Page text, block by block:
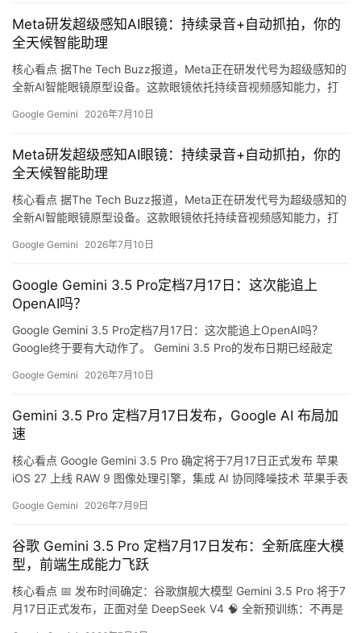
/
好
教
模
型
框
报
告
摄实景图像：每隔数秒自动抓拍画面 场景化智能问答：依托实时采
集…
Meta研发超级感知AI眼镜：持续录音+自动抓拍，你的
全天候智能助理
核心看点 据The Tech Buzz报道，Meta正在研发代号为超级感知的
全新AI智能眼镜原型设备。这款眼镜依托持续音视频感知能力，打
地到现有在售智能眼镜产品。 超级感知功能 这款原型眼镜的核心能
摄实景图像：每隔数秒自动抓拍画面 场景化智能问答：依托实时采
集…
Google Gemini 2026年7月10日
Meta研发超级感知AI眼镜：持续录音+自动抓拍，你的
全天候智能助理
核心看点 据The Tech Buzz报道，Meta正在研发代号为超级感知的
全新AI智能眼镜原型设备。这款眼镜依托持续音视频感知能力，打
地到现有在售智能眼镜产品。 超级感知功能 这款原型眼镜的核心能
摄实景图像：每隔数秒自动抓拍画面 场景化智能问答：依托实时采
集…
Google Gemini 2026年7月10日
Google Gemini 3.5 Pro定档7月17日：这次能追上
OpenAI吗？
Google Gemini 3.5 Pro定档7月17日：这次能追上OpenAI吗？
Google终于要有大动作了。 Gemini 3.5 Pro的发布日期已经敲定
Gemini系列迄今为止最受期待的一次升级。 核心看点：3.5 Pro到底
露的信息…
Google Gemini 2026年7月10日
Gemini 3.5 Pro 定档7月17日发布，Google AI 布局加
速
核心看点 Google Gemini 3.5 Pro 确定将于7月17日正式发布 苹果
iOS 27 上线 RAW 9 图像处理引擎，集成 AI 协同降噪技术 苹果手表
展开激烈竞争 Gemini 3.5 Pro 即将登场 据 IT之家 7月6日报道，
Google Gemini 2026年7月9日
谷歌 Gemini 3.5 Pro 定档7月17日发布：全新底座大模
型，前端生成能力飞跃
核心看点 📅 发布时间确定：谷歌旗舰大模型 Gemini 3.5 Pro 将于7
月17日正式发布，正面对垒 DeepSeek V4 🧠 全新预训练：不再是